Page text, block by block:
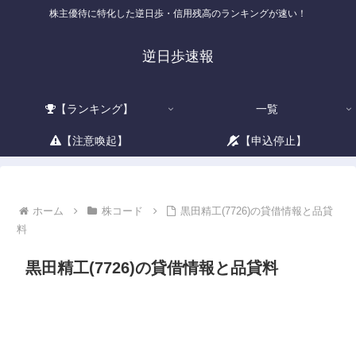
株主優待に特化した逆日歩・信用残高のランキングが速い！
逆日歩速報
【ランキング】 一覧
【注意喚起】 【申込停止】
ホーム 株コード
黒田精工(7726)の貸借情報と品貸
料
黒田精工(7726)の貸借情報と品貸料